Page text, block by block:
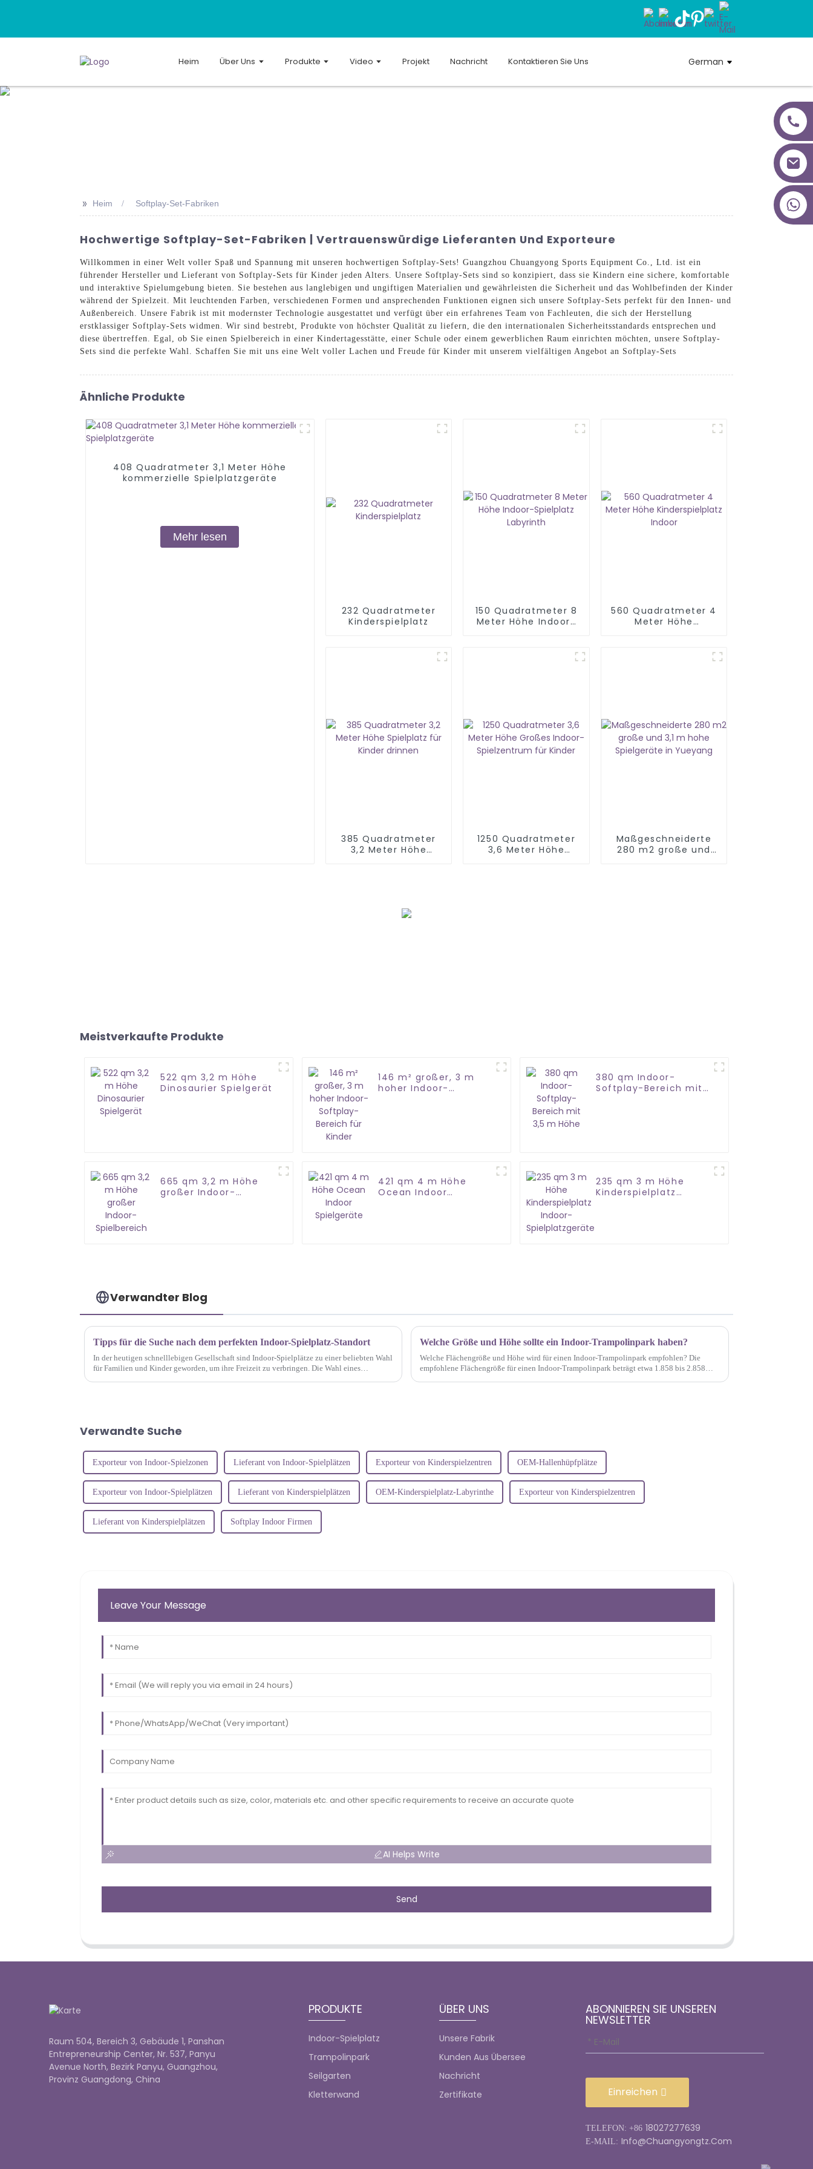
Heim Über Uns Produkte Video Projekt Nachricht Kontaktieren Sie Uns German
>> Heim Softplay-Set-Fabriken
Hochwertige Softplay-Set-Fabriken | Vertrauenswürdige Lieferanten Und Exporteure
Willkommen in einer Welt voller Spaß und Spannung mit unseren hochwertigen Softplay-Sets! Guangzhou Chuangyong Sports Equipment Co., Ltd. ist ein
führender Hersteller und Lieferant von Softplay-Sets für Kinder jeden Alters. Unsere Softplay-Sets sind so konzipiert, dass sie Kindern eine sichere, komfortable
und interaktive Spielumgebung bieten. Sie bestehen aus langlebigen und ungiftigen Materialien und gewährleisten die Sicherheit und das Wohlbefinden der Kinder
während der Spielzeit. Mit leuchtenden Farben, verschiedenen Formen und ansprechenden Funktionen eignen sich unsere Softplay-Sets perfekt für den Innen- und
Außenbereich. Unsere Fabrik ist mit modernster Technologie ausgestattet und verfügt über ein erfahrenes Team von Fachleuten, die sich der Herstellung
erstklassiger Softplay-Sets widmen. Wir sind bestrebt, Produkte von höchster Qualität zu liefern, die den internationalen Sicherheitsstandards entsprechen und
diese übertreffen. Egal, ob Sie einen Spielbereich in einer Kindertagesstätte, einer Schule oder einem gewerblichen Raum einrichten möchten, unsere Softplay-
Sets sind die perfekte Wahl. Schaffen Sie mit uns eine Welt voller Lachen und Freude für Kinder mit unserem vielfältigen Angebot an Softplay-Sets
Ähnliche Produkte
408 Quadratmeter 3,1 Meter Höhe
kommerzielle Spielplatzgeräte
Mehr lesen
232 Quadratmeter
Kinderspielplatz
150 Quadratmeter 8
Meter Höhe Indoor-
560 Quadratmeter 4
Meter Höhe
385 Quadratmeter
3,2 Meter Höhe
1250 Quadratmeter
3,6 Meter Höhe
Maßgeschneiderte
280 m2 große und
Meistverkaufte Produkte
522 qm 3,2 m Höhe
Dinosaurier Spielgerät
146 m² großer, 3 m
hoher Indoor-
380 qm Indoor-
Softplay-Bereich mit
665 qm 3,2 m Höhe
großer Indoor-
421 qm 4 m Höhe
Ocean Indoor
235 qm 3 m Höhe
Kinderspielplatz
Verwandter Blog
Tipps für die Suche nach dem perfekten Indoor-Spielplatz-Standort
In der heutigen schnelllebigen Gesellschaft sind Indoor-Spielplätze zu einer beliebten Wahl
für Familien und Kinder geworden, um ihre Freizeit zu verbringen. Die Wahl eines
Welche Größe und Höhe sollte ein Indoor-Trampolinpark haben?
Welche Flächengröße und Höhe wird für einen Indoor-Trampolinpark empfohlen? Die
empfohlene Flächengröße für einen Indoor-Trampolinpark beträgt etwa 1.858 bis 2.858
Verwandte Suche
Exporteur von Indoor-Spielzonen Lieferant von Indoor-Spielplätzen Exporteur von Kinderspielzentren OEM-Hallenhüpfplätze
Exporteur von Indoor-Spielplätzen Lieferant von Kinderspielplätzen OEM-Kinderspielplatz-Labyrinthe Exporteur von Kinderspielzentren
Lieferant von Kinderspielplätzen Softplay Indoor Firmen
Leave Your Message
AI Helps Write
Send
Raum 504, Bereich 3, Gebäude 1, Panshan
Entrepreneurship Center, Nr. 537, Panyu
Avenue North, Bezirk Panyu, Guangzhou,
Provinz Guangdong, China
PRODUKTE
Indoor-Spielplatz
Trampolinpark
Seilgarten
Kletterwand
ÜBER UNS
Unsere Fabrik
Kunden Aus Übersee
Nachricht
Zertifikate
ABONNIEREN SIE UNSEREN
NEWSLETTER
Einreichen
TELEFON: +86 18027277639
E-MAIL: Info@chuangyongtz.com